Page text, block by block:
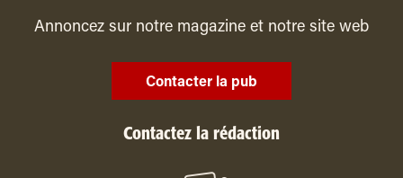
Annoncez sur notre magazine et notre site web
Contacter la pub
Contactez la rédaction